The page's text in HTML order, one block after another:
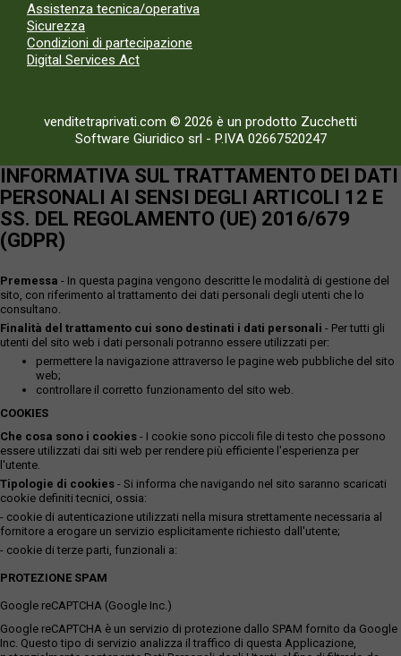
Assistenza tecnica/operativa
Sicurezza
Condizioni di partecipazione
Digital Services Act
venditetraprivati.com © 2026 è un prodotto Zucchetti
Software Giuridico srl - P.IVA 02667520247
INFORMATIVA SUL TRATTAMENTO DEI DATI
PERSONALI AI SENSI DEGLI ARTICOLI 12 E
SS. DEL REGOLAMENTO (UE) 2016/679
(GDPR)
Premessa - In questa pagina vengono descritte le modalità di gestione del
sito, con riferimento al trattamento dei dati personali degli utenti che lo
consultano.
Finalità del trattamento cui sono destinati i dati personali - Per tutti gli
utenti del sito web i dati personali potranno essere utilizzati per:
permettere la navigazione attraverso le pagine web pubbliche del sito
web;
controllare il corretto funzionamento del sito web.
COOKIES
Che cosa sono i cookies - I cookie sono piccoli file di testo che possono
essere utilizzati dai siti web per rendere più efficiente l'esperienza per
l'utente.
Tipologie di cookies - Si informa che navigando nel sito saranno scaricati
cookie definiti tecnici, ossia:
- cookie di autenticazione utilizzati nella misura strettamente necessaria al
fornitore a erogare un servizio esplicitamente richiesto dall'utente;
- cookie di terze parti, funzionali a:
PROTEZIONE SPAM
Google reCAPTCHA (Google Inc.)
Google reCAPTCHA è un servizio di protezione dallo SPAM fornito da Google
Inc. Questo tipo di servizio analizza il traffico di questa Applicazione,